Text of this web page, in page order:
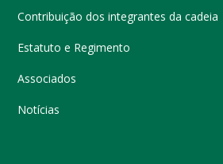
Contribuição dos integrantes da cadeia
Estatuto e Regimento
Associados
Notícias